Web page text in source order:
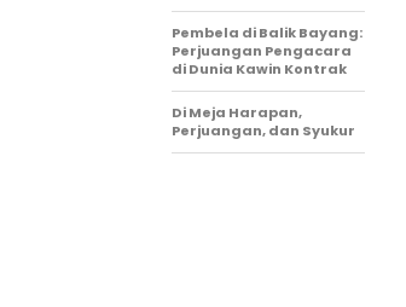
Pembela di Balik Bayang:
Perjuangan Pengacara
di Dunia Kawin Kontrak
Di Meja Harapan,
Perjuangan, dan Syukur